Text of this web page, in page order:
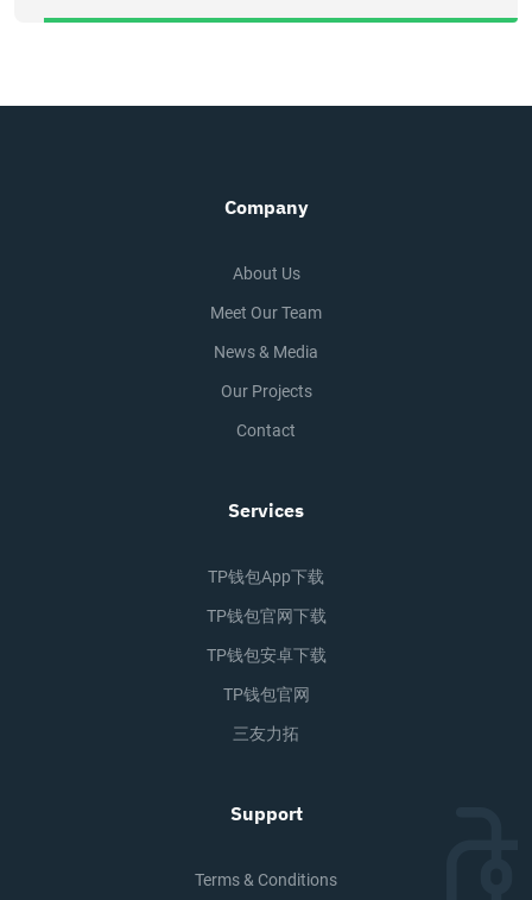
Company
About Us
Meet Our Team
News & Media
Our Projects
Contact
Services
TP钱包app下载
TP钱包官网下载
TP钱包安卓下载
TP钱包官网
三友力拓
Support
Terms & Conditions